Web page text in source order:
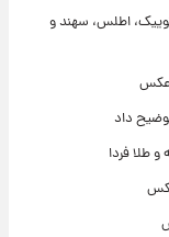
اطلس، سهند و
عکس
داد
طلا فردا